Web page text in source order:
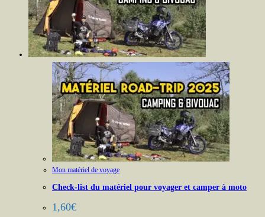
Mon matériel de voyage
Check-list du matériel pour voyager et camper à moto
1,60€